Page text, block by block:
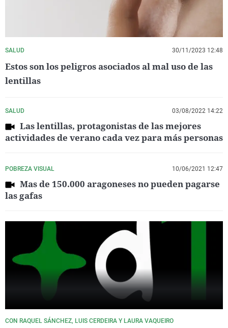
SALUD 30/11/2023 12:48
Estos son los peligros asociados al mal uso de las
lentillas
SALUD 03/08/2022 14:22
Las lentillas, protagonistas de las mejores
actividades de verano cada vez para más personas
POBREZA VISUAL 10/06/2021 12:47
Mas de 150.000 aragoneses no pueden pagarse
las gafas
CON RAQUEL SÁNCHEZ, LUIS CERDEIRA Y LAURA VAQUEIRO